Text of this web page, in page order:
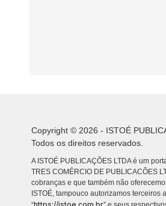
Copyright © 2026 - ISTOÉ
Todos os direitos reservados.
A ISTOÉ PUBLICAÇÕES LTDA é um
TRES COMÉRCIO DE PUBLICACÕES
cobranças e que também não
ISTOÉ, tampouco autorizamos